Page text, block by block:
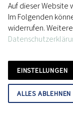
Auf dieser
Im Folgenden
widerrufen.
EINSTELLUNGEN
ALLES ABLEHNEN